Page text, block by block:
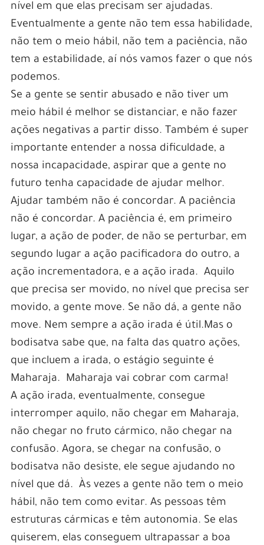
nível em que elas precisam ser ajudadas.
Eventualmente a gente não tem essa habilidade,
não tem o meio hábil, não tem a paciência, não
tem a estabilidade, aí nós vamos fazer o que nós
podemos.
Se a gente se sentir abusado e não tiver um
meio hábil é melhor se distanciar, e não fazer
ações negativas a partir disso. Também é super
importante entender a nossa dificuldade, a
nossa incapacidade, aspirar que a gente no
futuro tenha capacidade de ajudar melhor.
Ajudar também não é concordar. A paciência
não é concordar. A paciência é, em primeiro
lugar, a ação de poder, de não se perturbar, em
segundo lugar a ação pacificadora do outro, a
ação incrementadora, e a ação irada. Aquilo
que precisa ser movido, no nível que precisa ser
movido, a gente move. Se não dá, a gente não
move. Nem sempre a ação irada é útil.Mas o
bodisatva sabe que, na falta das quatro ações,
que incluem a irada, o estágio seguinte é
Maharaja. Maharaja vai cobrar com carma!
A ação irada, eventualmente, consegue
interromper aquilo, não chegar em Maharaja,
não chegar no fruto cármico, não chegar na
confusão. Agora, se chegar na confusão, o
bodisatva não desiste, ele segue ajudando no
nível que dá. Às vezes a gente não tem o meio
hábil, não tem como evitar. As pessoas têm
estruturas cármicas e têm autonomia. Se elas
quiserem, elas conseguem ultrapassar a boa